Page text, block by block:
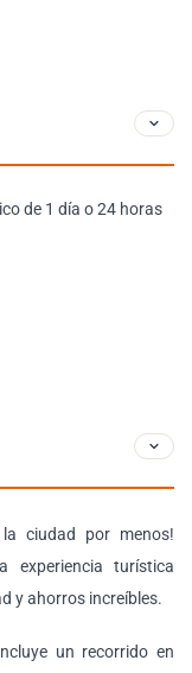
de 1 día o 24 horas
ciudad por menos!
experiencia turística
y ahorros increíbles.
un recorrido en